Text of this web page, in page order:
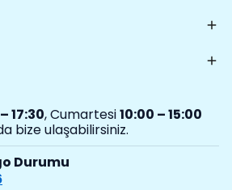
17:30, Cumartesi10:00 – 15:00
bize ulaşabilirsiniz.
Durumu